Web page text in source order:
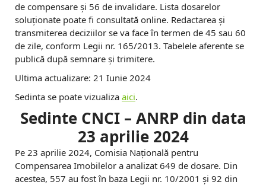
de compensare și 56 de invalidare. Lista dosarelor
soluționate poate fi consultată online. Redactarea și
transmiterea deciziilor se va face în termen de 45 sau 60
de zile, conform Legii nr. 165/2013. Tabelele aferente se
publică după semnare și trimitere.
Ultima actualizare: 21 Iunie 2024
Sedinta se poate vizualiza aici.
Sedinte CNCI – ANRP din data
23 aprilie 2024
Pe 23 aprilie 2024, Comisia Naţională pentru
Compensarea Imobilelor a analizat 649 de dosare. Din
acestea, 557 au fost în baza Legii nr. 10/2001 și 92 din